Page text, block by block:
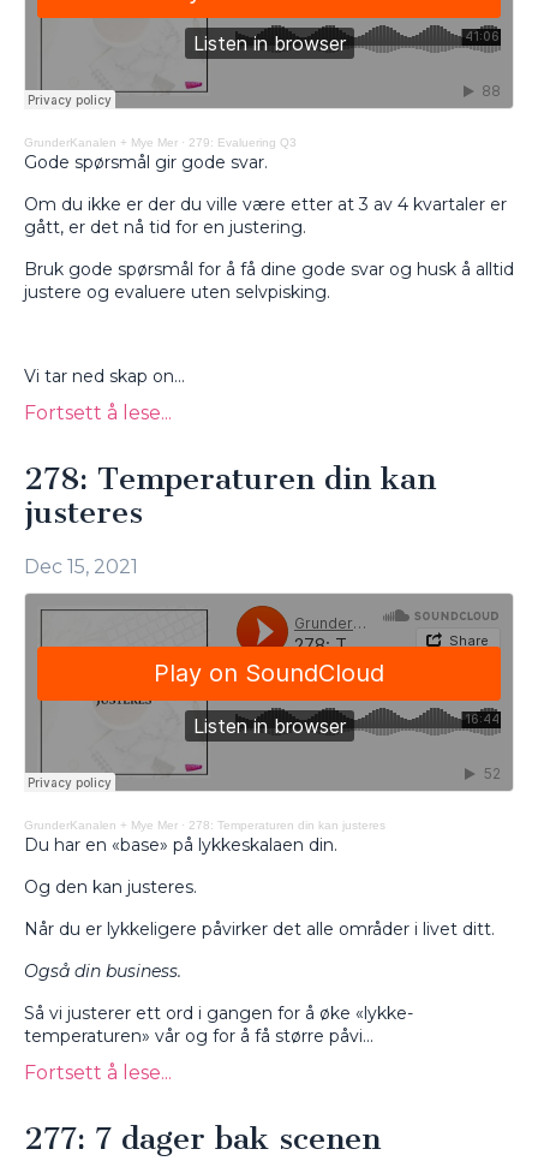
GrunderKanalen + Mye Mer · 279: Evaluering Q3
Gode spørsmål gir gode svar.
Om du ikke er der du ville være etter at 3 av 4 kvartaler er
gått, er det nå tid for en justering.
Bruk gode spørsmål for å få dine gode svar og husk å alltid
justere og evaluere uten selvpisking.
Vi tar ned skap on...
Fortsett å lese...
278: Temperaturen din kan
justeres
Dec 15, 2021
GrunderKanalen + Mye Mer · 278: Temperaturen din kan justeres
Du har en «base» på lykkeskalaen din.
Og den kan justeres.
Når du er lykkeligere påvirker det alle områder i livet ditt.
Også din business.
Så vi justerer ett ord i gangen for å øke «lykke-
temperaturen» vår og for å få større påvi...
Fortsett å lese...
277: 7 dager bak scenen